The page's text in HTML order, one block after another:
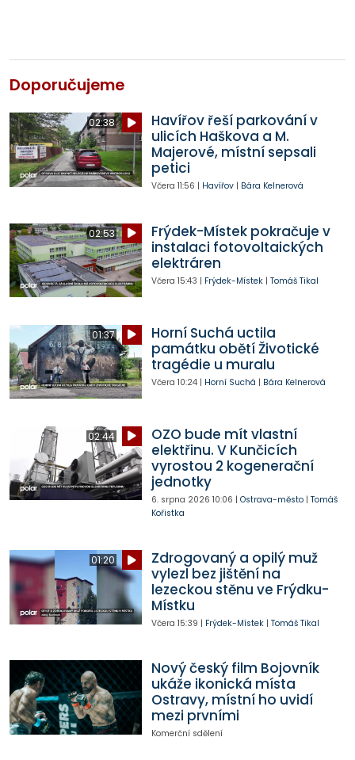
Doporučujeme
02:38
Havířov řeší parkování v
ulicích Haškova a M.
Majerové, místní sepsali
petici
Včera 11:56 | Havířov| Bára Kelnerová
02:53
Frýdek-Místek pokračuje v
instalaci fotovoltaických
elektráren
Včera 15:43 | Frýdek-Místek| Tomáš Tikal
01:37
Horní Suchá uctila
památku obětí Životické
tragédie u muralu
Včera 10:24| Horní Suchá | Bára Kelnerová
02:44
OZO bude mít vlastní
elektřinu. V Kunčicích
vyrostou 2 kogenerační
jednotky
6. srpna 2026 10:06 | Ostrava-město| Tomáš
Kořistka
01:20
Zdrogovaný a opilý muž
vylezl bez jištění na
lezeckou stěnu ve Frýdku-
Místku
Včera 15:39 | Frýdek-Místek| Tomáš Tikal
Nový český film Bojovník
ukáže ikonická místa
Ostravy, místní ho uvidí
mezi prvními
Komerční sdělení